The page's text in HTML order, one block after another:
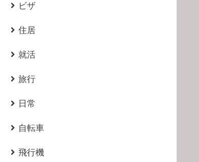
ビザ
住居
就活
旅行
日常
自転車
飛行機